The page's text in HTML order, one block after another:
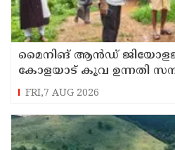
മൈനിങ് ആൻഡ്​
കോളയാട് കൂവ ഉന്നതി
FRI,7 AUG 2026